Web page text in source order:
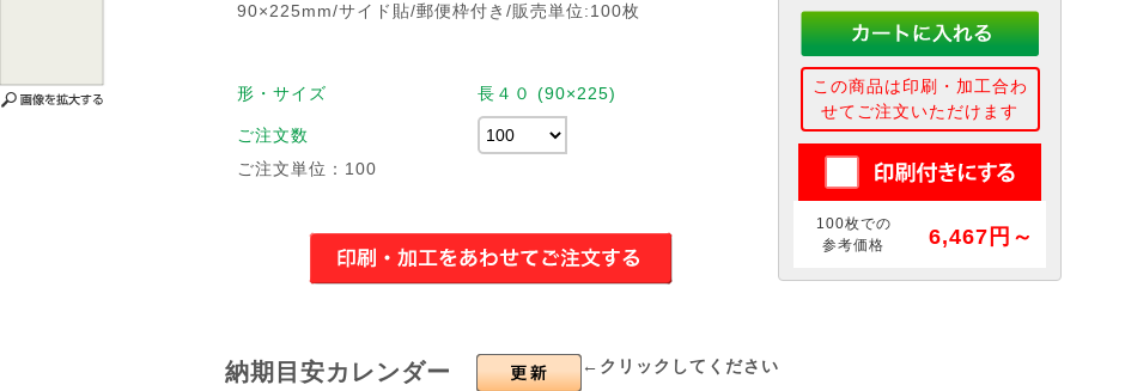
90×225mm/サイド貼/郵便枠付き/販売単位:100枚
形・サイズ 長４０ (90×225)
ご注文数
ご注文単位：100
この商品は印刷・加工合わ
せてご注文いただけます
100枚での
参考価格
6,467円～
納期目安カレンダー
←クリックしてください